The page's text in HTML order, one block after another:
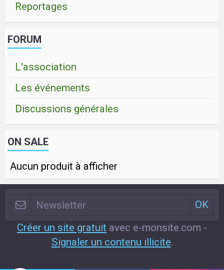
Reportages
FORUM
L'association
Les événements
Discussions générales
ON SALE
Aucun produit à afficher
Créer un site gratuit avec e-monsite.com -
Signaler un contenu illicite.